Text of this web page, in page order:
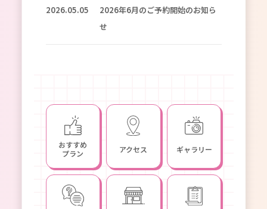
2026.05.05
2026年6月のご予約開始のお知ら
せ
おすすめ
プラン
アクセス ギャラリー